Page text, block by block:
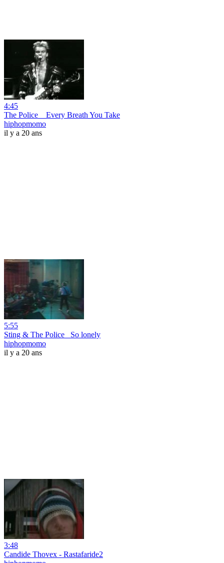
4:45
The Police _ Every Breath You Take
hiphopmomo
il y a 20 ans
5:55
Sting & The Police _So lonely
hiphopmomo
il y a 20 ans
3:48
Candide Thovex - Rastafaride2